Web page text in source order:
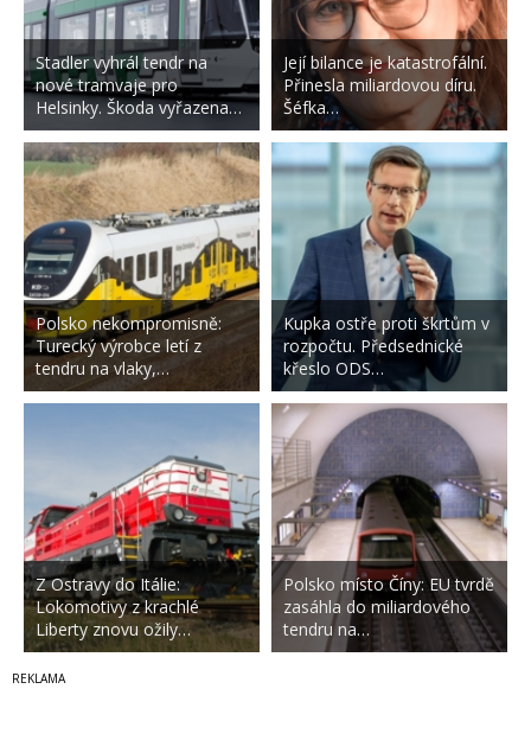
Stadler vyhrál tendr na
nové tramvaje pro
Helsinky. Škoda vyřazena…
Polsko nekompromisně:
Turecký výrobce letí z
tendru na vlaky,…
Z Ostravy do Itálie:
Lokomotivy z krachlé
Liberty znovu ožily…
Její bilance je katastrofální.
Přinesla miliardovou díru.
Šéfka…
Kupka ostře proti škrtům v
rozpočtu. Předsednické
křeslo ODS…
Polsko místo Číny: EU tvrdě
zasáhla do miliardového
tendru na…